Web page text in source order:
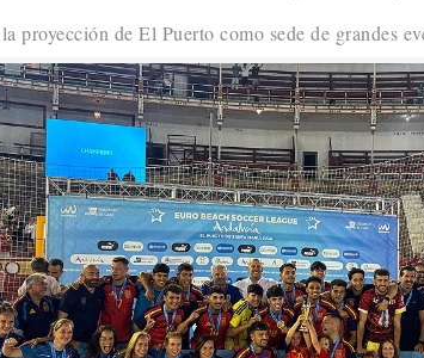
proyección de El Puerto como sede de grandes